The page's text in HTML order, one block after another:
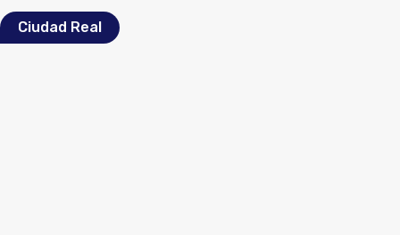
Ciudad Real